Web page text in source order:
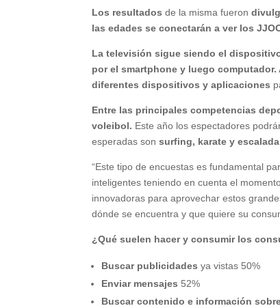
Los resultadosde la misma fueron
las edades se conectarán a ver los
La televisión sigue siendo el
por el smartphone y luego
diferentes dispositivos y aplicaciones
Entre las principales competencias
voleibol. Este año los espectadores
esperadas son surfing, karate y
“Este tipo de encuestas es fundamental
inteligentes teniendo en cuenta el
innovadoras para aprovechar estos
dónde se encuentra y que quiere su
¿Qué suelen hacer y consumir los
Buscar publicidadesya vistas 50%
Enviar mensajes 52%
Buscar contenido e información